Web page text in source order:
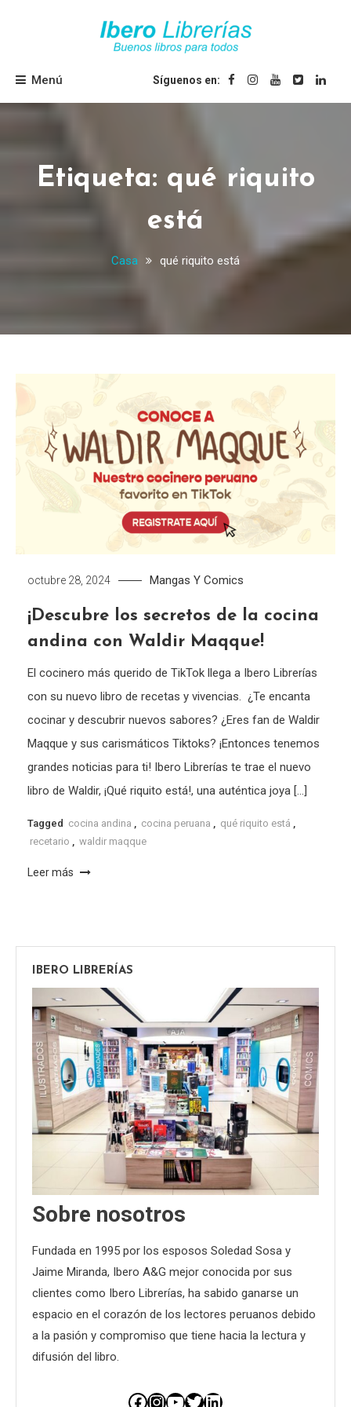
Ibero Librerías
Menú Síguenos en:
Etiqueta: qué riquito
está
Casa qué riquito está
octubre 28, 2024 Mangas Y Comics
¡Descubre los secretos de la cocina
andina con Waldir Maqque!
El cocinero más querido de TikTok llega a Ibero Librerías
con su nuevo libro de recetas y vivencias. ¿Te encanta
cocinar y descubrir nuevos sabores? ¿Eres fan de Waldir
Maqque y sus carismáticos Tiktoks? ¡Entonces tenemos
grandes noticias para ti! Ibero Librerías te trae el nuevo
libro de Waldir, ¡Qué riquito está!, una auténtica joya […]
Tagged cocina andina cocina peruana qué riquito está
recetario
waldir maqque
Leer más
IBERO LIBRERÍAS
Sobre nosotros
Fundada en 1995 por los esposos Soledad Sosa y
Jaime Miranda, Ibero A&G mejor conocida por sus
clientes como Ibero Librerías, ha sabido ganarse un
espacio en el corazón de los lectores peruanos debido
a la pasión y compromiso que tiene hacia la lectura y
difusión del libro.
Facebook
Instagram
YouTube
Twitter
LinkedIn